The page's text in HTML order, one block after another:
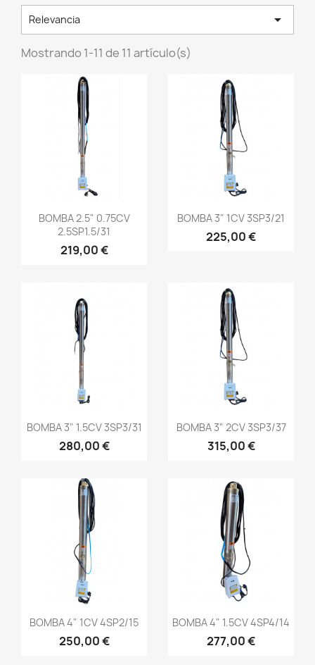
Relevancia 
Mostrando 1-11 de 11 artículo(s)
BOMBA 2.5" 0.75CV
2.5SP1.5/31
219,00 €
BOMBA 3" 1CV 3SP3/21
225,00 €
BOMBA 3" 1.5CV 3SP3/31
280,00 €
BOMBA 3" 2CV 3SP3/37
315,00 €
BOMBA 4" 1CV 4SP2/15
250,00 €
BOMBA 4" 1.5CV 4SP4/14
277,00 €